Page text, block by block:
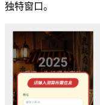
独特窗口。